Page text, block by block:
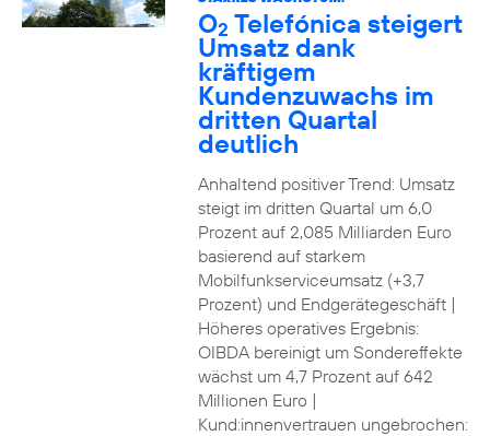
O2 Telefónica steigert
Umsatz dank
kräftigem
Kundenzuwachs im
dritten Quartal
deutlich
Anhaltend positiver Trend: Umsatz
steigt im dritten Quartal um 6,0
Prozent auf 2,085 Milliarden Euro
basierend auf starkem
Mobilfunkserviceumsatz (+3,7
Prozent) und Endgerätegeschäft |
Höheres operatives Ergebnis:
OIBDA bereinigt um Sondereffekte
wächst um 4,7 Prozent auf 642
Millionen Euro |
Kund:innenvertrauen ungebrochen: